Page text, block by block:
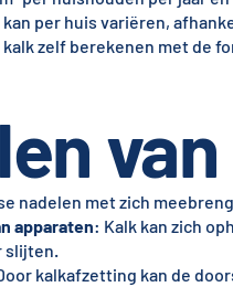
per huis variëren,
zelf berekenen met de
nadelen met zich
apparaten: Kalk kan zich
slijten.
kalkafzetting kan de